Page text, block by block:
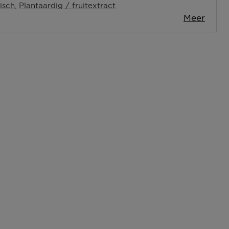
Plantaardig / fruitextract
Meer